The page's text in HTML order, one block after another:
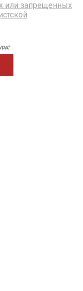
или запрещенных